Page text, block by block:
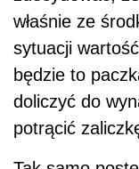
właśnie ze
sytuacji
będzie to
doliczyć do
potrącić